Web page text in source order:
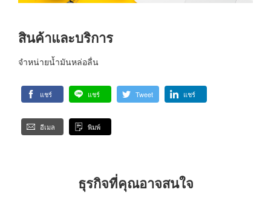
สินค้าและบริการ
จำหน่ายน้ำมันหล่อลื่น
แชร์ แชร์ Tweet แชร์
อีเมล พิมพ์
ธุรกิจที่คุณอาจสนใจ